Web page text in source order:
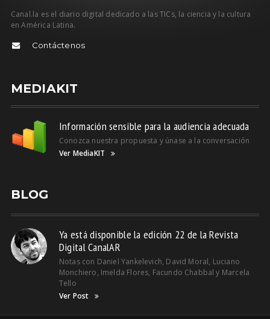
Canal.la es el diario digital dedicado a las TICs, la ciencia y la cultura
en América Latina.
Contáctenos
MEDIAKIT
Información sensible para la audiencia adecuada
Conozca nuestra propuesta y únase a la conversación
Ver MediaKIT
BLOG
Ya está disponible la edición 22 de la Revista
Digital CanalAR
Notas con Daniel Yankelevich, David Moral, Luciano
Monchiero, Imelda Flores, Facundo Chabbal y Marcela
Tello
Ver Post